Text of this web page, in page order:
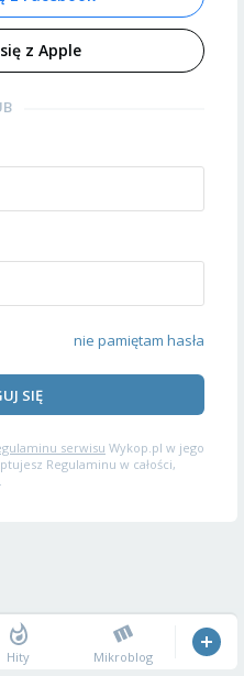
z Apple
nie pamiętam hasła
SIĘ
serwisu Wykop.pl w jego
Regulaminu w całości,
Hity Mikroblog